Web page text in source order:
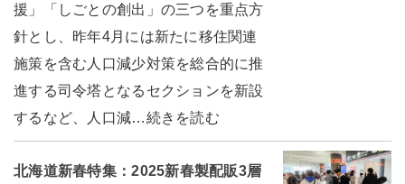
援」「しごとの創出」の三つを重点方
針とし、昨年4月には新たに移住関連
施策を含む人口減少対策を総合的に推
進する司令塔となるセクションを新設
するなど、人口減…続きを読む
北海道新春特集：2025新春製配販3層